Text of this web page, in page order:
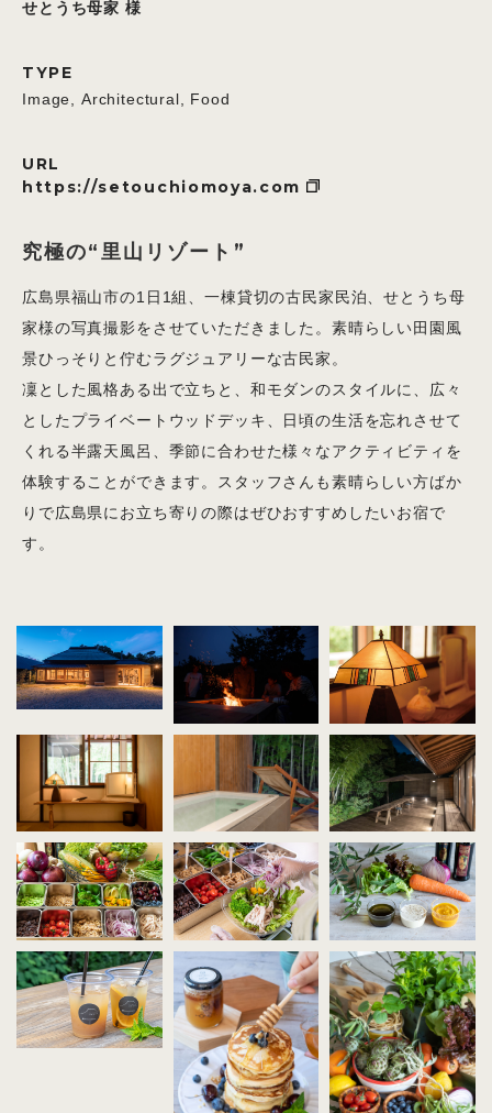
せとうち母家 様
TYPE
Image, Architectural, Food
URL
https://setouchiomoya.com
究極の“里山リゾート”
広島県福山市の1日1組、一棟貸切の古民家民泊、せとうち母
家様の写真撮影をさせていただきました。素晴らしい田園風
景ひっそりと佇むラグジュアリーな古民家。
凜とした風格ある出で立ちと、和モダンのスタイルに、広々
としたプライベートウッドデッキ、日頃の生活を忘れさせて
くれる半露天風呂、季節に合わせた様々なアクティビティを
体験することができます。スタッフさんも素晴らしい方ばか
りで広島県にお立ち寄りの際はぜひおすすめしたいお宿で
す。